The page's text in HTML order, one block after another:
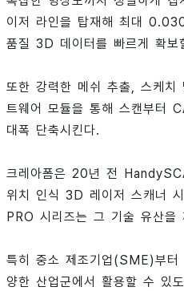
이저 라인을 탑재해 최대
품질 3D 데이터를 빠르게 확보
또한 강력한 메쉬 추출, 스케치
트웨어 모듈을 통해 스캔부터
대폭 단축시킨다.
크레아폼은 20년 전
위치 인식 3D 레이저 스캐너
PRO 시리즈는 그 기술 유산을
특히 중소 제조기업(SME)부터
양한 산업군에서 활용할 수 있